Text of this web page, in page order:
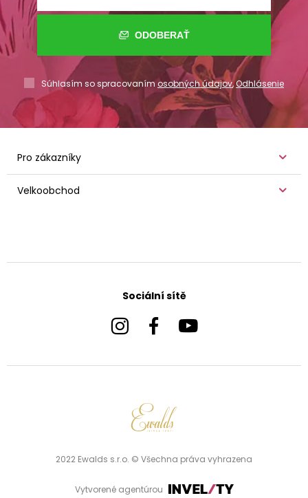
ODOBERAŤ
Súhlasím so spracovaním osobných údajov,Odhlásenie
Pro zákazníky
Velkoobchod
Sociální sítě
2022 Ewalds s.r.o. © Všechna práva vyhrazena
Vytvorené agentúrou